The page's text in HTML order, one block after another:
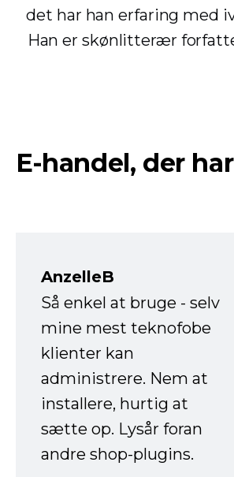
det har han erfaring med
Han er skønlitterær
E-handel, der
AnzelleB
Så enkel at bruge - selv
mine mest teknofobe
klienter kan
administrere. Nem at
installere, hurtig at
sætte op. Lysår foran
andre shop-plugins.